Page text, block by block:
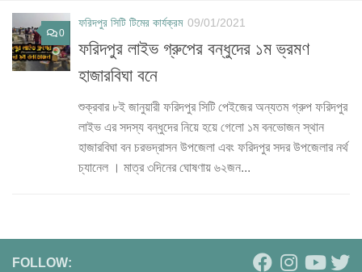
0
ফরিদপুর সিটি টিমের কার্যক্রম 09/01/2021
ফরিদপুর লাইভ গ্রুপের বন্ধুদের ১ম ভ্রমণ
হাজারবিঘা বনে
শুক্রবার ৮ই জানুয়ারী ফরিদপুর সিটি পেইজের অন্যতম গ্রুপ ফরিদপুর
লাইভ এর সদস্য বন্ধুদের নিয়ে হয়ে গেলো ১ম বনভোজন স্থান
হাজারবিঘা বন চরভদ্রাসন উপজেলা এবং ফরিদপুর সদর উপজেলার নর্থ
চ্যানেল । মাত্র ৩দিনের ঘোষণায় ৬২জন...
FOLLOW: